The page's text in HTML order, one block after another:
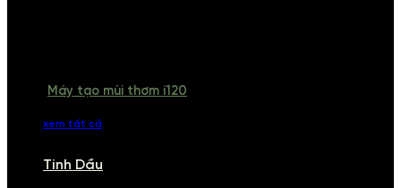
Máy tạo mùi thơm i120
xem tất cả
Tinh Dầu